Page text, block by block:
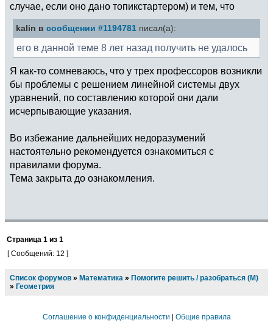
случае, если оно дано топикстартером) и тем, что
kalin в сообщении #1194781 писал(а):
его в данной теме 8 лет назад получить не удалось
Я как-то сомневаюсь, что у трех профессоров возникли
бы проблемы с решением линейной системы двух
уравнений, по составлению которой они дали
исчерпывающие указания.
Во избежание дальнейших недоразумений
настоятельно рекомендуется ознакомиться с
правилами форума.
Тема закрыта до ознакомления.
Страница 1 из 1
[ Сообщений: 12 ]
Список форумов » Математика » Помогите решить / разобраться (М)
» Геометрия
Соглашение о конфиденциальности
Общие правила